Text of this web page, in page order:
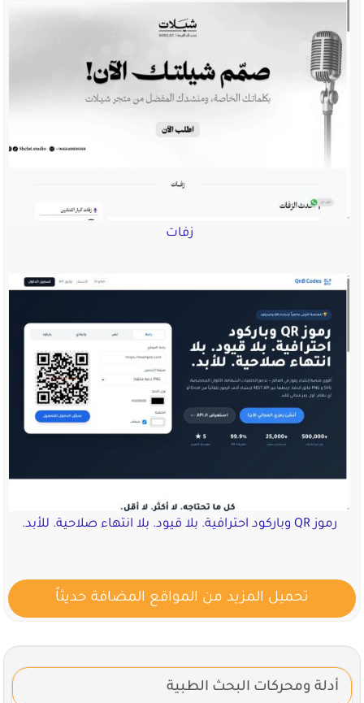
زفات
رموز QR وباركود احترافية. بلا قيود. بلا انتهاء صلاحية. للأبد.
تحميل المزيد من المواقع المضافة حديثاً
أدلة ومحركات البحث الطبية